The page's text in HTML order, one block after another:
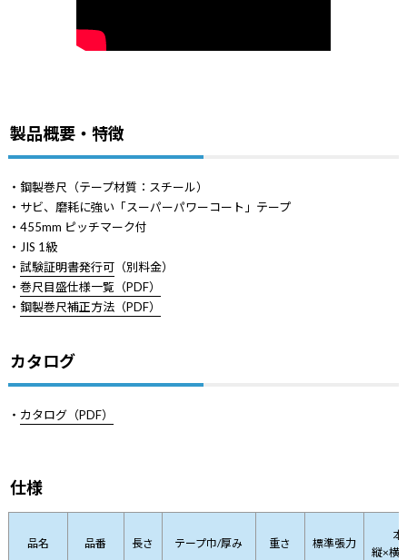
製品概要・特徴
・鋼製巻尺（テープ材質：スチール）
・サビ、磨耗に強い「スーパーパワーコート」テープ
・455mm ピッチマーク付
・JIS 1級
・ 試験証明書発行可（別料金）
・ 巻尺目盛仕様一覧（PDF）
・ 鋼製巻尺補正方法（PDF）
カタログ
・ カタログ（PDF）
仕様
品名 品番 長さ テープ巾/厚み 重さ 標準張力
本
縦×横